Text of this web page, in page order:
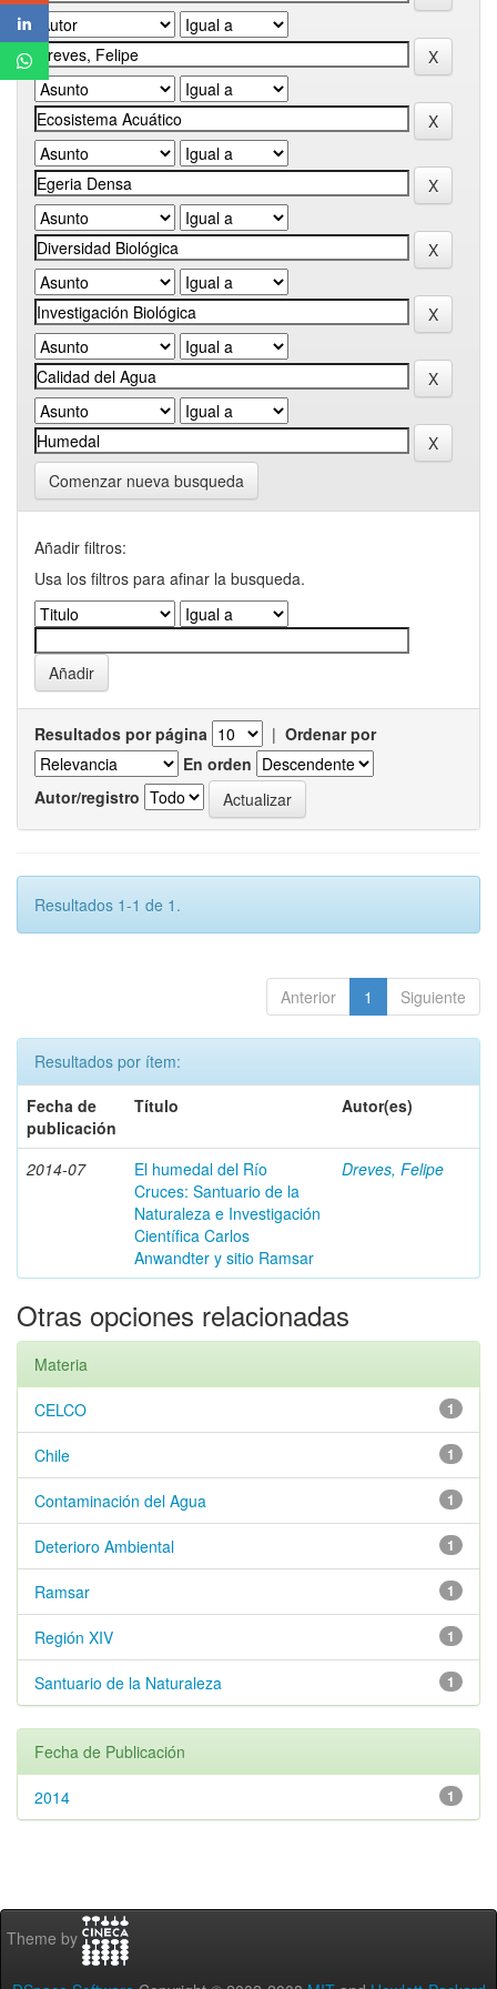
Comenzar nueva busqueda
Añadir filtros:
Usa los filtros para afinar la busqueda.
Resultados por página | Ordenar por
En orden
Autor/registro
Resultados 1-1 de 1.
Anterior 1 Siguiente
Resultados por ítem:
Fecha de
publicación
Título Autor(es)
2014-07
El humedal del Río
Cruces: Santuario de la
Naturaleza e Investigación
Científica Carlos
Anwandter y sitio Ramsar
Dreves, Felipe
Otras opciones relacionadas
Materia
1
CELCO
1
Chile
1
Contaminación del Agua
1
Deterioro Ambiental
1
Ramsar
1
Región XIV
1
Santuario de la Naturaleza
Fecha de Publicación
1
2014
Theme by